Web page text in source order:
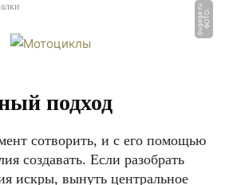
Ф
О
Т
О:
b
u
g
a
g
a.
r
u
подход
сотворить, и с его помощью
создавать. Если разобрать
искры, вынуть центральное